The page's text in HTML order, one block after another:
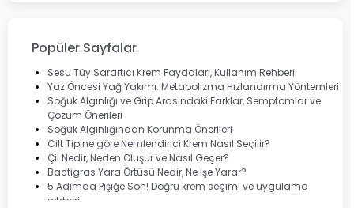
Lansinoh
Cebrolux
Dermoskin
Marvis
Rcfarma
Popüler Sayfalar
Sesu Tüy Sarartıcı Krem Faydaları, Kullanım Rehberi
Yaz Öncesi Yağ Yakımı: Metabolizma Hızlandırma Yöntemleri
Soğuk Algınlığı ve Grip Arasındaki Farklar, Semptomlar ve
Çözüm Önerileri
Soğuk Algınlığından Korunma Önerileri
Cilt Tipine göre Nemlendirici Krem Nasıl Seçilir?
Çil Nedir, Neden Oluşur ve Nasıl Geçer?
Bactigras Yara Örtüsü Nedir, Ne İşe Yarar?
5 Adımda Pişiğe Son! Doğru krem seçimi ve uygulama
rehberi